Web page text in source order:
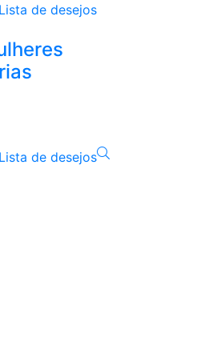
de desejos
de desejos